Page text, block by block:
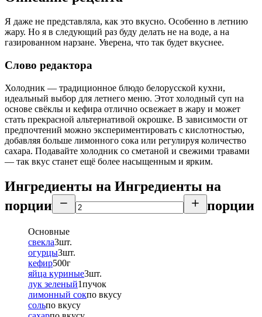
Я даже не представляла, как это вкусно. Особенно в летнию
жару. Но я в следующий раз буду делать не на воде, а на
газированном нарзане. Уверена, что так будет вкуснее.
Слово редактора
Холодник — традиционное блюдо белорусской кухни,
идеальный выбор для летнего меню. Этот холодный суп на
основе свёклы и кефира отлично освежает в жару и может
стать прекрасной альтернативой окрошке. В зависимости от
предпочтений можно экспериментировать с кислотностью,
добавляя больше лимонного сока или регулируя количество
сахара. Подавайте холодник со сметаной и свежими травами
— так вкус станет ещё более насыщенным и ярким.
Ингредиенты на Ингредиенты на
порции
порции
Основные
свекла3шт.
огурцы3шт.
кефир500г
яйца куриные3шт.
лук зеленый1пучок
лимонный сокпо вкусу
сольпо вкусу